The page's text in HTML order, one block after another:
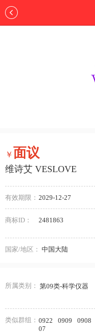
￥面议
维诗艾 VESLOVE
有效期限： 2029-12-27
商标ID： 2481863
国家/地区： 中国大陆
所属类别： 第09类-科学仪器
类似群组： 0922 0909 0908
07